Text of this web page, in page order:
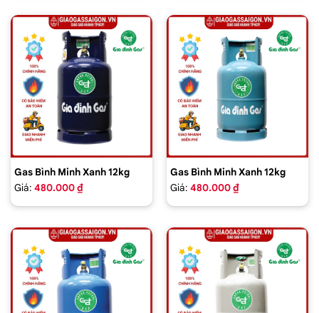
Gas Bình Minh Xanh 12kg
Giá: 480.000 ₫
Gas Bình Minh Xanh 12kg
Giá: 480.000 ₫